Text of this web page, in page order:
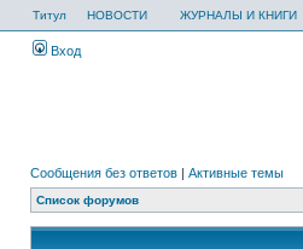
Титул НОВОСТИ ЖУРНАЛЫ И КНИГИ
Вход
Сообщения без ответов | Активные темы
Список форумов